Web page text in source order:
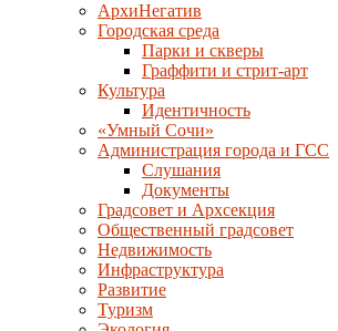
АрхиНегатив
Городская среда
Парки и скверы
Граффити и стрит-арт
Культура
Идентичность
«Умный Сочи»
Администрация города и ГСС
Слушания
Документы
Градсовет и Архсекция
Общественный градсовет
Недвижимость
Инфраструктура
Развитие
Туризм